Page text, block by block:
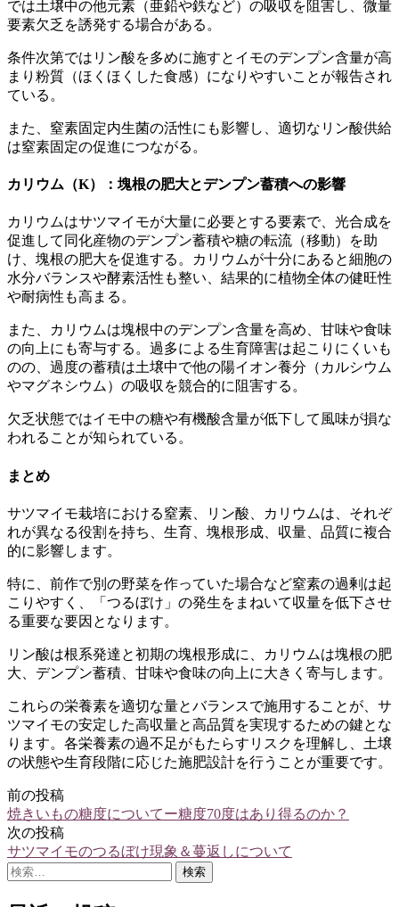
では土壌中の他元素（亜鉛や鉄など）の吸収を阻害し、微量
要素欠乏を誘発する場合がある。
​条件次第ではリン酸を多めに施すとイモのデンプン含量が高
まり粉質（ほくほくした食感）になりやすいことが報告され
ている。
また、窒素固定内生菌の活性にも影響し、適切なリン酸供給
は窒素固定の促進につながる。
カリウム（K）：塊根の肥大とデンプン蓄積への影響
カリウムはサツマイモが大量に必要とする要素で、光合成を
促進して同化産物のデンプン蓄積や糖の転流（移動）を助
け、塊根の肥大を促進する。カリウムが十分にあると細胞の
水分バランスや酵素活性も整い、結果的に植物全体の健旺性
や耐病性も高まる。
また、カリウムは塊根中のデンプン含量を高め、甘味や食味
の向上にも寄与する。過多による生育障害は起こりにくいも
のの、過度の蓄積は土壌中で他の陽イオン養分（カルシウム
やマグネシウム）の吸収を競合的に阻害する。
欠乏状態ではイモ中の糖や有機酸含量が低下して風味が損な
われることが知られている。
まとめ
サツマイモ栽培における窒素、リン酸、カリウムは、それぞ
れが異なる役割を持ち、生育、塊根形成、収量、品質に複合
的に影響します。
特に、前作で別の野菜を作っていた場合など窒素の過剰は起
こりやすく、「つるぼけ」の発生をまねいて収量を低下させ
る重要な要因となります。
リン酸は根系発達と初期の塊根形成に、カリウムは塊根の肥
大、デンプン蓄積、甘味や食味の向上に大きく寄与します。
これらの栄養素を適切な量とバランスで施用することが、サ
ツマイモの安定した高収量と高品質を実現するための鍵とな
ります。各栄養素の過不足がもたらすリスクを理解し、土壌
の状態や生育段階に応じた施肥設計を行うことが重要です。
投
稿
ナ
ビ
前の投稿
焼きいもの糖度についてー糖度70度はあり得るのか？
次の投稿
サツマイモのつるぼけ現象＆蔓返しについて
検